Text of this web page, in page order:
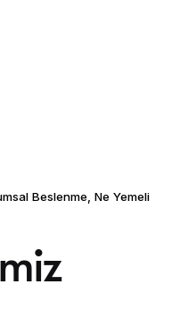
Beslenme Ne Yemeli